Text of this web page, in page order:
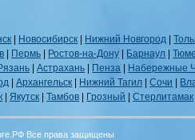
| Новосибирск | Нижний Новгород |
| Пермь | Ростов-на-Дону | Барнаул |
|Астрахань | Пенза | Набережные
|Архангельск | Нижний Тагил |Сочи |
| Якутск |Тамбов | Грозный |Стерлитамак
Все права защищены